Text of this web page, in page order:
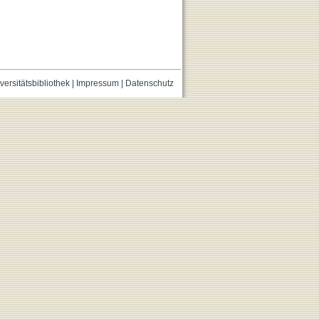
| Impressum| Datenschutz